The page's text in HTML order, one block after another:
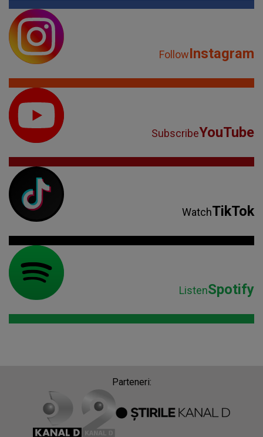
FollowInstagram
SubscribeYouTube
WatchTikTok
ListenSpotify
Parteneri: